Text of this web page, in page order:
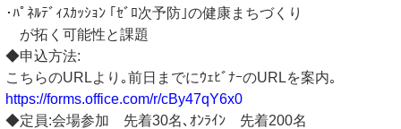
･ﾊﾟﾈﾙﾃﾞｨｽｶｯｼｮﾝ ｢ｾﾞﾛ次予防｣の健康まちづくり
が拓く可能性と課題
◆申込方法:
こちらのURLより｡前日までにｳｪﾋﾞﾅｰのURLを案内｡
https://forms.office.com/r/cBy47qY6x0
◆定員:会場参加 先着30名､ｵﾝﾗｲﾝ 先着200名